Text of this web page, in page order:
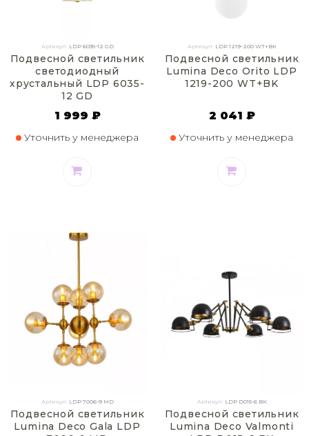
Артикул: LDP 6035-12 GD
Подвесной светильник
светодиодный
хрустальный LDP 6035-
12 GD
1 999 ₽
Уточнить у менеджера
Артикул: LDP 1219-200 WT+BK
Подвесной светильник
Lumina Deco Orito LDP
1219-200 WT+BK
2 041 ₽
Уточнить у менеджера
Артикул: LDP 7006-9 MD
Подвесной светильник
Lumina Deco Gala LDP
Артикул: LDP D015-6 BK
Подвесной светильник
Lumina Deco Valmonti